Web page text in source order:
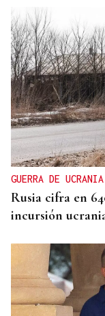
GUERRA DE UCRANIA
Rusia cifra en
incursión